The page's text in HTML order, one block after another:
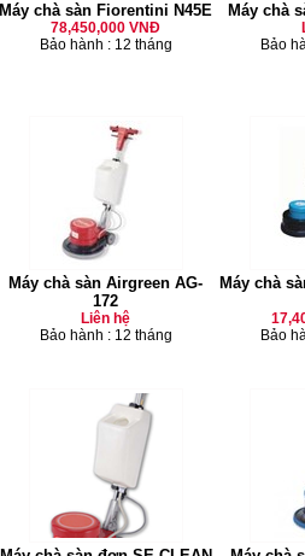
Máy chà sàn Fiorentini N45E
78,450,000 VNĐ
Bảo hành : 12 tháng
Máy chà
Bảo
Máy chà sàn Airgreen AG-
172
Liên hệ
Bảo hành : 12 tháng
Máy chà
Bảo